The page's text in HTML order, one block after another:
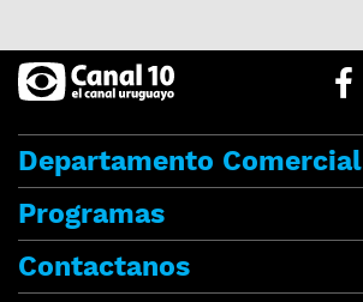
Departamento Comercial
Programas
Contactanos